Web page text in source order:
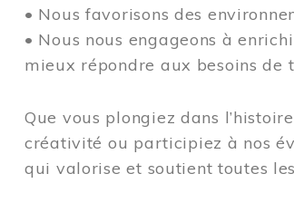
• Nous favorisons des
• Nous nous engageons à
mieux répondre aux besoins de
Que vous plongiez dans
créativité ou participiez à nos
qui valorise et soutient toutes